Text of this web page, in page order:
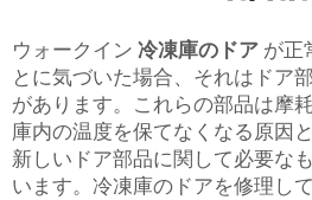
ウォークイン 冷凍庫のドア が正
とに気づいた場合、それはドア
があります。これらの部品は摩
庫内の温度を保てなくなる原因
新しいドア部品に関して必要な
います。冷凍庫のドアを修理し